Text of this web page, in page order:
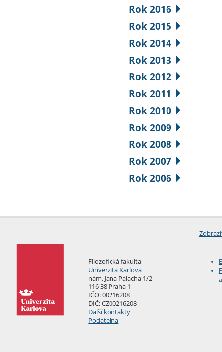
Rok 2016
Rok 2015
Rok 2014
Rok 2013
Rok 2012
Rok 2011
Rok 2010
Rok 2009
Rok 2008
Rok 2007
Rok 2006
Filozofická fakulta
Univerzita Karlova
nám. Jana Palacha 1/2
116 38 Praha 1
IČO: 00216208
DIČ: CZ00216208
Další kontakty
Podatelna